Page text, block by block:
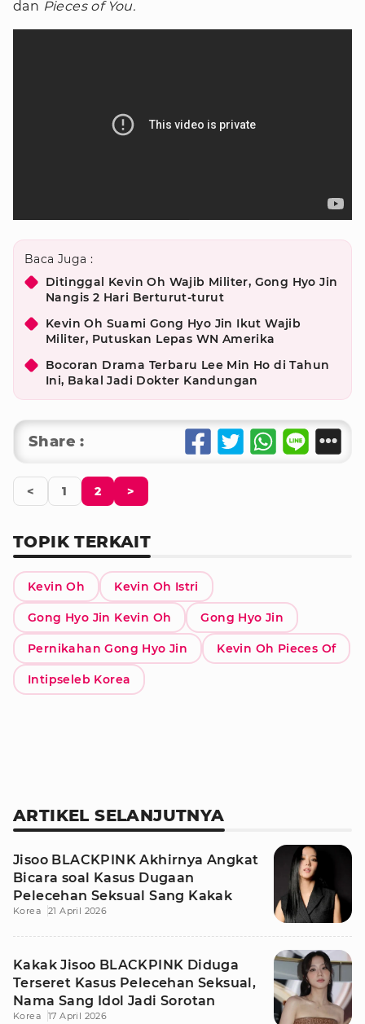
dan Pieces of You.
Baca Juga :
Ditinggal Kevin Oh Wajib Militer, Gong Hyo Jin
Nangis 2 Hari Berturut-turut
Kevin Oh Suami Gong Hyo Jin Ikut Wajib
Militer, Putuskan Lepas WN Amerika
Bocoran Drama Terbaru Lee Min Ho di Tahun
Ini, Bakal Jadi Dokter Kandungan
Share :
< 1 2 >
TOPIK TERKAIT
Kevin Oh Kevin Oh Istri
Gong Hyo Jin Kevin Oh Gong Hyo Jin
Pernikahan Gong Hyo Jin Kevin Oh Pieces Of
Intipseleb Korea
ARTIKEL SELANJUTNYA
Jisoo BLACKPINK Akhirnya Angkat
Bicara soal Kasus Dugaan
Pelecehan Seksual Sang Kakak
Korea 21 April 2026
Kakak Jisoo BLACKPINK Diduga
Terseret Kasus Pelecehan Seksual,
Nama Sang Idol Jadi Sorotan
Korea 17 April 2026